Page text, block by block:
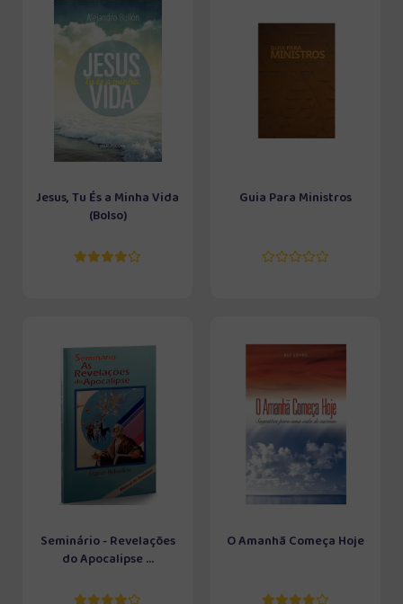
Jesus, Tu És a Minha Vida
(Bolso)
Guia Para Ministros
Seminário - Revelações
do Apocalipse ...
O Amanhã Começa Hoje